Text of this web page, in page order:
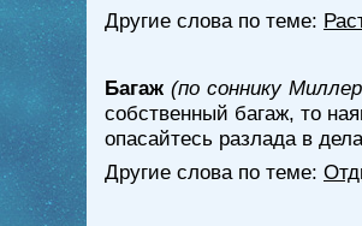
Другие слова по теме:
Багаж (по соннику
собственный багаж, то
опасайтесь разлада в
Другие слова по теме: